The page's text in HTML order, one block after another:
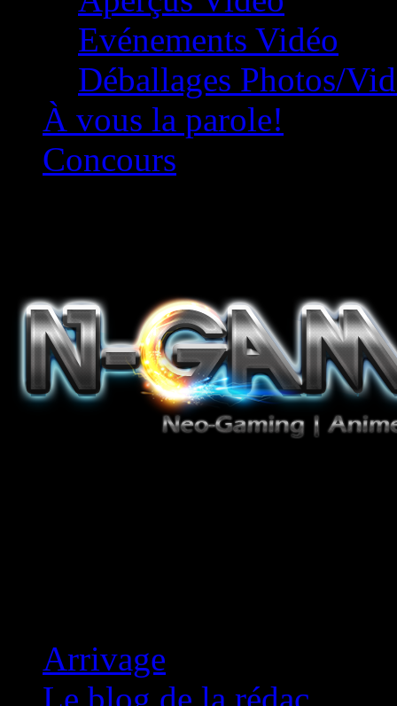
Evénements Vidéo
Déballages Photos/
À vous la parole!
Concours
Arrivage